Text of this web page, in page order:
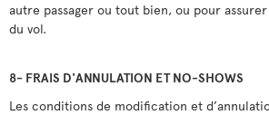
autre passager ou tout bien, ou pour
du vol.
8- FRAIS D'ANNULATION ETNO-SHOWS
Les conditions de modification et